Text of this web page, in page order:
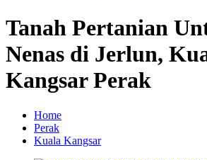
Tanah Pertanian
Nenas di Jerlun,
Kangsar Perak
Home
Perak
Kuala Kangsar